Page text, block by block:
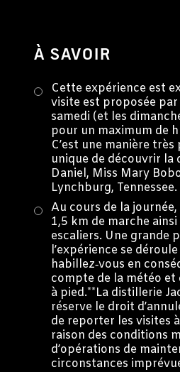
À SAVOIR
Cette expérience est
visite est proposée
samedi (et les
pour un maximum de
C’est une manière
unique de découvrir la
Daniel, Miss Mary
Lynchburg, Tennessee.
Au cours de la
1,5 km de marche
escaliers. Une grande
l’expérience se
habillez‑vous en
compte de la météo et
à pied.**La distillerie
réserve le droit
de reporter les visites
raison des conditions
d’opérations de
circonstances